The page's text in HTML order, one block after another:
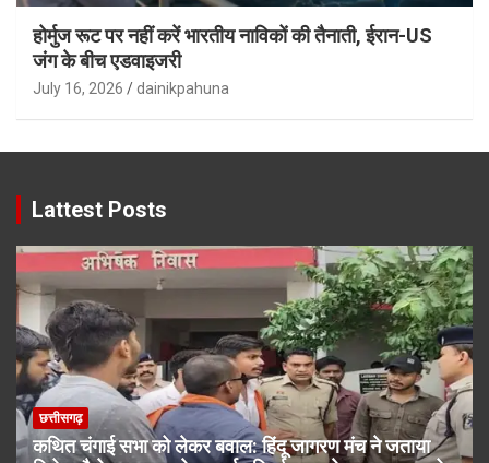
होर्मुज रूट पर नहीं करें भारतीय नाविकों की तैनाती, ईरान-US
जंग के बीच एडवाइजरी
July 16, 2026 dainikpahuna
Lattest Posts
छत्तीसगढ़
कथित चंगाई सभा को लेकर बवाल: हिंदू जागरण मंच ने जताया